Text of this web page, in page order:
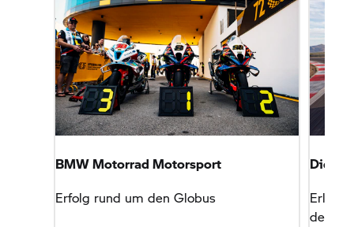
BMW Motorrad Motorsport
Erfolg rund um den Globus
Die
Erlebe
der